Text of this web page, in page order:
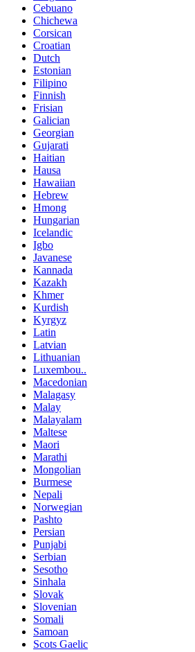
Cebuano
Chichewa
Corsican
Croatian
Dutch
Estonian
Filipino
Finnish
Frisian
Galician
Georgian
Gujarati
Haitian
Hausa
Hawaiian
Hebrew
Hmong
Hungarian
Icelandic
Igbo
Javanese
Kannada
Kazakh
Khmer
Kurdish
Kyrgyz
Latin
Latvian
Lithuanian
Luxembou..
Macedonian
Malagasy
Malay
Malayalam
Maltese
Maori
Marathi
Mongolian
Burmese
Nepali
Norwegian
Pashto
Persian
Punjabi
Serbian
Sesotho
Sinhala
Slovak
Slovenian
Somali
Samoan
Scots Gaelic